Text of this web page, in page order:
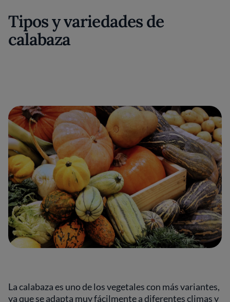
Tipos y variedades de
calabaza
La calabaza es uno de los vegetales con más variantes,
ya que se adapta muy fácilmente a diferentes climas y